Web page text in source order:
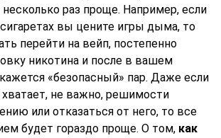
несколько раз проще. Например, если
вы цените игры дыма, то
перейти на вейп, постепенно
никотина и после в вашем
«безопасный» пар. Даже если
не важно, решимости
или отказаться от него, то все
будет гораздо проще. О том, как